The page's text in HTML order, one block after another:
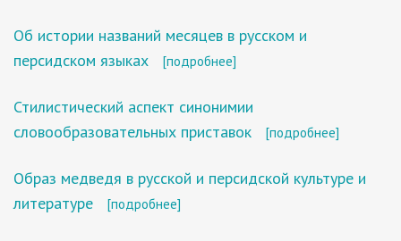
Об истории названий месяцев в русском и
персидском языках
[подробнее]
Стилистический аспект синонимии
словообразовательных приставок
[подробнее]
Образ медведя в русской и персидской культуре и
литературе
[подробнее]